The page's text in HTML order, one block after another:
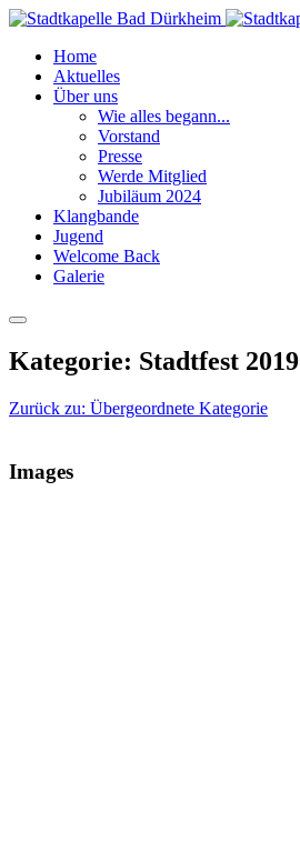
Home
Aktuelles
Über uns
Wie alles begann...
Vorstand
Presse
Werde Mitglied
Jubiläum 2024
Klangbande
Jugend
Welcome Back
Galerie
Kategorie: Stadtfest 2019
Zurück zu: Übergeordnete Kategorie
Images